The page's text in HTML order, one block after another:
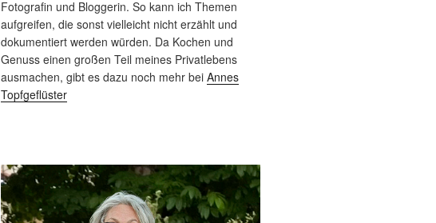
Fotografin und Bloggerin. So kann ich Themen
aufgreifen, die sonst vielleicht nicht erzählt und
dokumentiert werden würden. Da Kochen und
Genuss einen großen Teil meines Privatlebens
ausmachen, gibt es dazu noch mehr bei Annes
Topfgeflüster